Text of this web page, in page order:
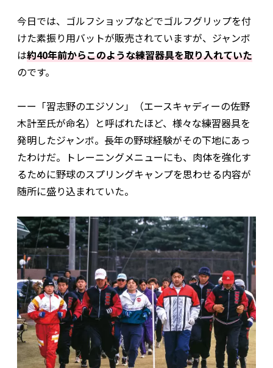
今日では、ゴルフショップなどでゴルフグリップを付
けた素振り用バットが販売されていますが、ジャンボ
は約40年前からこのような練習器具を取り入れていた
のです。
ーー「習志野のエジソン」（エースキャディーの佐野
木計至氏が命名）と呼ばれたほど、様々な練習器具を
発明したジャンボ。長年の野球経験がその下地にあっ
たわけだ。トレーニングメニューにも、肉体を強化す
るために野球のスプリングキャンプを思わせる内容が
随所に盛り込まれていた。